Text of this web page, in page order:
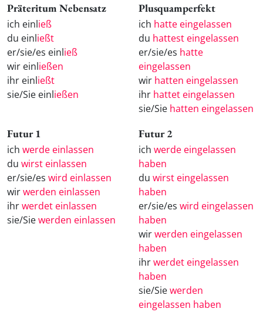
Präteritum Nebensatz
ich einließ
du einließt
er/sie/es einließ
wir einließen
ihr einließt
sie/Sie einließen
Plusquamperfekt
ich hatte eingelassen
du hattest eingelassen
er/sie/es hatte
eingelassen
wir hatten eingelassen
ihr hattet eingelassen
sie/Sie hatten eingelassen
Futur 1
ich werde einlassen
du wirst einlassen
er/sie/es wird einlassen
wirwerden einlassen
ihrwerdet einlassen
sie/Siewerden einlassen
Futur 2
ich werde eingelassen
haben
du wirst eingelassen
haben
er/sie/es wird eingelassen
haben
wirwerden eingelassen
haben
ihrwerdet eingelassen
haben
sie/Siewerden
eingelassen haben